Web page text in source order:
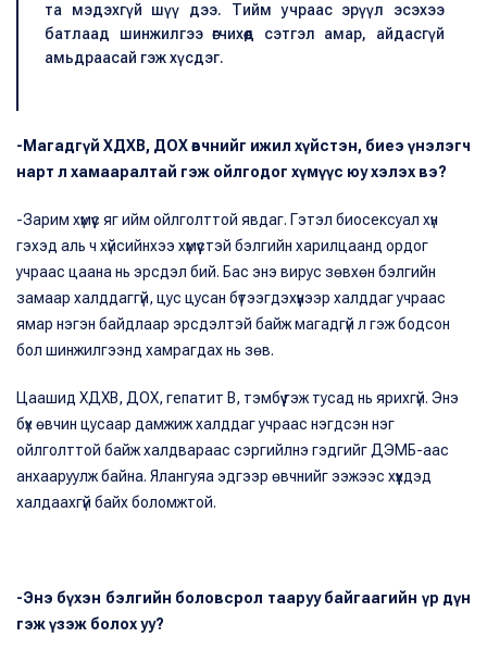
та мэдэхгүй шүү дээ. Тийм учраас эрүүл эсэхээ
батлаад шинжилгээ өгчихөөд сэтгэл амар, айдасгүй
амьдраасай гэж хүсдэг.
-Магадгүй ХДХВ, ДОХ өвчнийг ижил хүйстэн, биеэ үнэлэгч
нарт л хамааралтай гэж ойлгодог хүмүүс юу хэлэх вэ?
-Зарим хүмүүс яг ийм ойлголттой явдаг. Гэтэл биосексуал хүн
гэхэд аль ч хүйсийнхээ хүмүүстэй бэлгийн харилцаанд ордог
учраас цаана нь эрсдэл бий. Бас энэ вирус зөвхөн бэлгийн
замаар халддаггүй, цус цусан бүтээгдэхүүнээр халддаг учраас
ямар нэгэн байдлаар эрсдэлтэй байж магадгүй л гэж бодсон
бол шинжилгээнд хамрагдах нь зөв.
Цаашид ХДХВ, ДОХ, гепатит В, тэмбүү гэж тусад нь ярихгүй. Энэ
бүх өвчин цусаар дамжиж халддаг учраас нэгдсэн нэг
ойлголттой байж халдвараас сэргийлнэ гэдгийг ДЭМБ-аас
анхааруулж байна. Ялангуяа эдгээр өвчнийг ээжээс хүүхдэд
халдаахгүй байх боломжтой.
-Энэ бүхэн бэлгийн боловсрол тааруу байгаагийн үр дүн
гэж үзэж болох уу?